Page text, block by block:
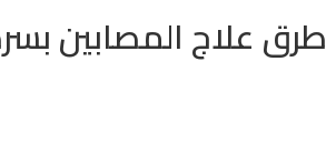
علاج المصابين